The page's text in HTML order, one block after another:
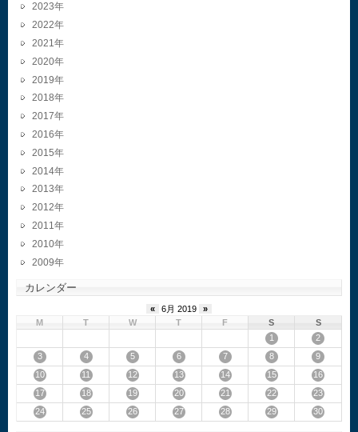
2023
2022
2021
2020
2019
2018
2017
2016
2015
2014
2013
2012
2011
2010
2009
カレンダー
« 6月 2019
»
M
T W T F S
S
1
2
3
4 5 6 7 8
9
10
11 12 13 14 15
16
17
18 19 20 21 22
23
24
25 26 27 28 29 30